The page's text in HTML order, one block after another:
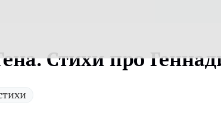
Стихи про